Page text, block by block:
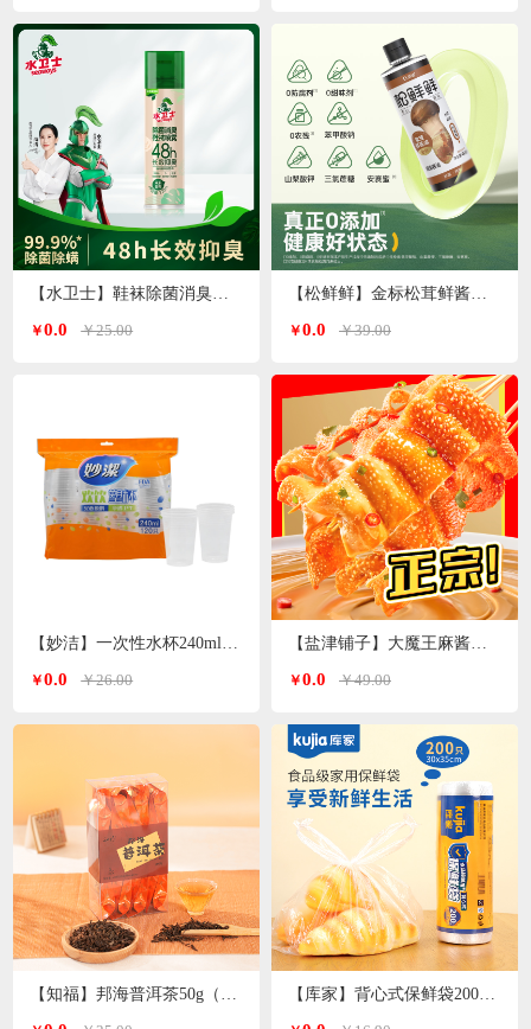
￥0.0 ￥25.00
【妙洁】一次性水杯240ml 120只装
￥0.0 ￥26.00
【知福】邦海普洱茶50g（加送20g）
￥0.0 ￥39.00
【盐津铺子】大魔王麻酱素毛肚200g*3袋（香辣麻酱味）
￥0.0 ￥49.00
【库家】背心式保鲜袋200只 30*35cmKJ-1362